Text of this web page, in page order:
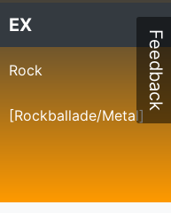
EX
Rock
[Rockballade/Metal]
Feedback